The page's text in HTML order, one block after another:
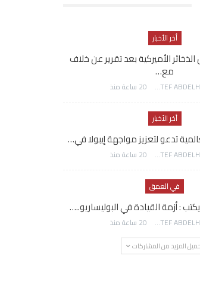
أخر الأخبار
الأميركية بعد تقرير عن خلاف
مع…
AWATEF ABDELHAMED 20 ساعة منذ
أخر الأخبار
تدعو لتعزيز مواجهة إيبولا في…
AWATEF ABDELHAMED 20 ساعة منذ
في العمق
: أزمة القيادة في البوليساريو..…
AWATEF ABDELHAMED 20 ساعة منذ
المزيد من المشاركات